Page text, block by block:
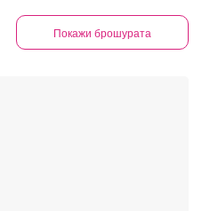
Покажи брошурата